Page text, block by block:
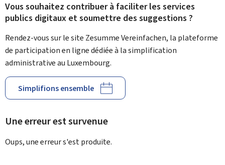
Vous souhaitez contribuer à faciliter les services
publics digitaux et soumettre des suggestions ?
Rendez-vous sur le site Zesumme Vereinfachen, la plateforme
de participation en ligne dédiée à la simplification
administrative au Luxembourg.
Simplifions ensemble
Une erreur est survenue
Oups, une erreur s'est produite.